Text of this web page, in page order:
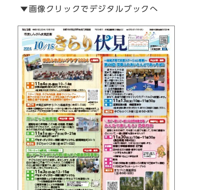
▼画像クリックでデジタルブックへ